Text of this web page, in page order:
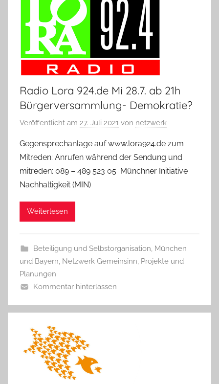
Radio Lora 924.de Mi 28.7. ab 21h
Bürgerversammlung- Demokratie?
Veröffentlicht am 27. Juli 2021 von netzwerk
Gegensprechanlage auf www.lora924.de zum
Mitreden: Anrufen während der Sendung und
mitreden: 089 – 489 523 05 Münchner Initiative
Nachhaltigkeit (MIN)
Weiterlesen
Beteiligung und Selbstorganisation, München
und Bayern, Netzwerk Gemeinsinn, Projekte und
Planungen
Kommentar hinterlassen